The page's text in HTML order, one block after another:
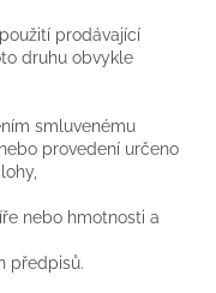
prodávající
druhu obvykle
smluvenému
provedení určeno
nebo hmotnosti a
předpisů.